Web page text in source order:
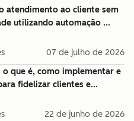
atendimento ao cliente sem
utilizando automação ...
07 de julho de 2026
o que é, como implementar e
fidelizar clientes e...
22 de junho de 2026